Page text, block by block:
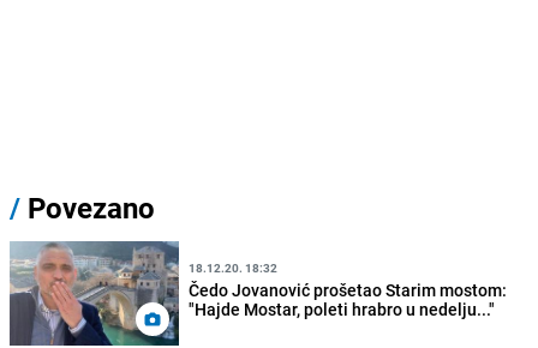
/ Povezano
18.12.20. 18:32
Čedo Jovanović prošetao Starim mostom:
"Hajde Mostar, poleti hrabro u nedelju..."